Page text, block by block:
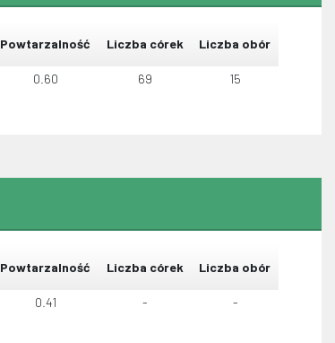
Powtarzalność Liczba córek Liczba obór
0.60 69 15
Powtarzalność Liczba córek Liczba obór
0.41 - -